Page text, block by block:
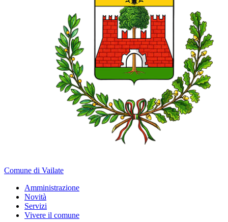
Comune di Vailate
Amministrazione
Novità
Servizi
Vivere il comune